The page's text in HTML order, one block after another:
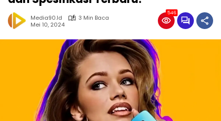
Media90.id
3 Min Baca
Mei 10, 2024
546